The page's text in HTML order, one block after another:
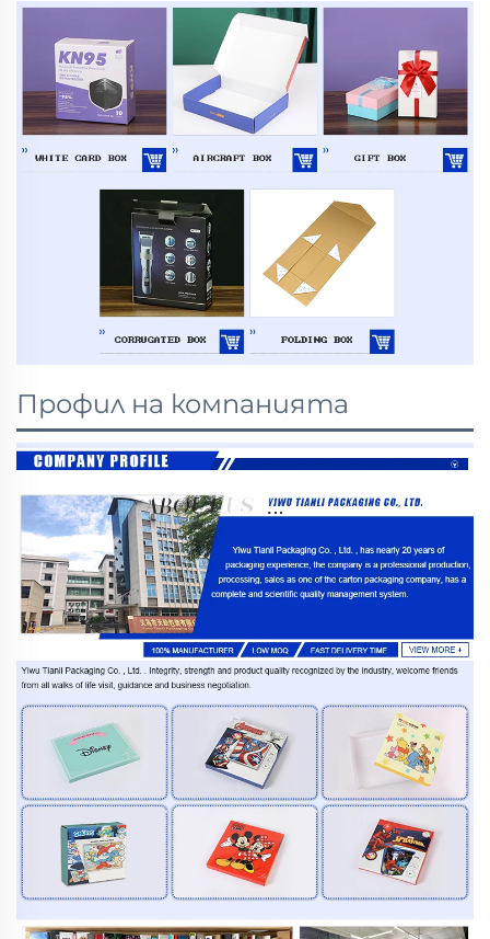
Профил на компанията